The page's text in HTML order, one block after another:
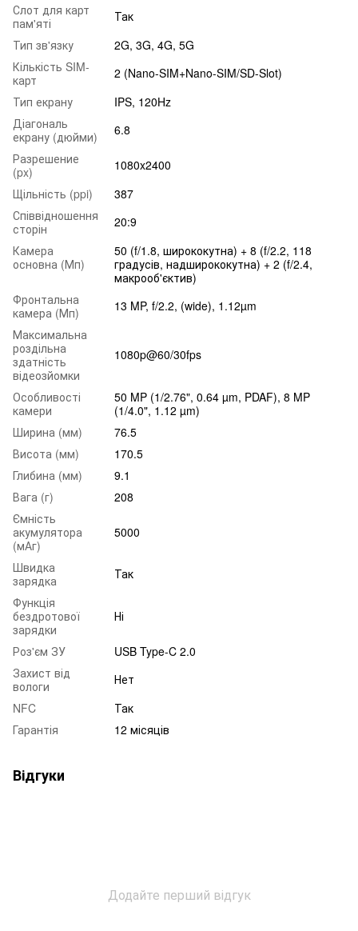
Слот для карт
пам'яті
Так
Тип зв'язку
2G, 3G, 4G, 5G
Кількість SIM-
карт
2 (Nano-SIM+Nano-SIM/SD-Slot)
Тип екрану
IPS, 120Hz
Діагональ
екрану (дюйми)
6.8
Разрешение
(px)
1080x2400
Щільність (ppi)
387
Співвідношення
сторін
20:9
Камера
основна (Мп)
50 (f/1.8, ширококутна) + 8 (f/2.2, 118
градусів, надширококутна) + 2 (f/2.4,
макрооб'єктив)
Фронтальна
камера (Мп)
13 MP, f/2.2, (wide), 1.12µm
Максимальна
роздільна
здатність
відеозйомки
1080p@60/30fps
Особливості
камери
50 MP (1/2.76", 0.64 µm, PDAF), 8 MP
(1/4.0", 1.12 µm)
Ширина (мм)
76.5
Висота (мм)
170.5
Глибина (мм)
9.1
Вага (г)
208
Ємність
акумулятора
(мАг)
5000
Швидка
зарядка
Так
Функція
бездротової
зарядки
Ні
Роз'єм ЗУ
USB Type-C 2.0
Захист від
вологи
Нет
NFC
Так
Гарантія
12 місяців
Відгуки
Додайте перший відгук